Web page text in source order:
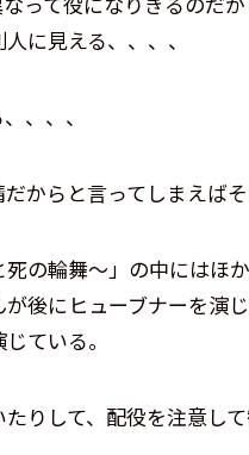
に見える、、、、
、、、
からと言ってしまえばそ
の輪舞～」の中にはほ
後にヒューブナーを演
ている。
りして、配役を注意し